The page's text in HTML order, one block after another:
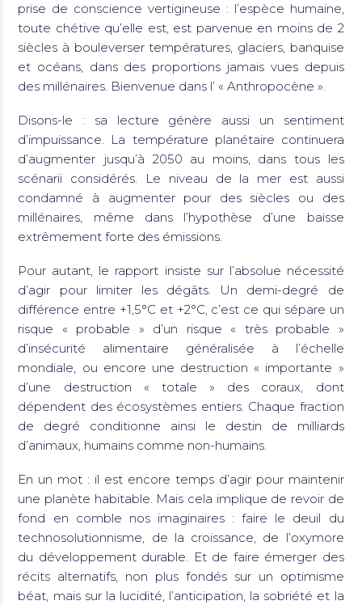
prise de conscience vertigineuse : l’espèce humaine,
toute chétive qu’elle est, est parvenue en moins de 2
siècles à bouleverser températures, glaciers, banquise
et océans, dans des proportions jamais vues depuis
des millénaires. Bienvenue dans l’ « Anthropocène ».
Disons-le : sa lecture génère aussi un sentiment
d’impuissance. La température planétaire continuera
d’augmenter jusqu’à 2050 au moins, dans tous les
scénarii considérés. Le niveau de la mer est aussi
condamné à augmenter pour des siècles ou des
millénaires, même dans l’hypothèse d’une baisse
extrêmement forte des émissions.
Pour autant, le rapport insiste sur l’absolue nécessité
d’agir pour limiter les dégâts. Un demi-degré de
différence entre +1,5°C et +2°C, c’est ce qui sépare un
risque « probable » d’un risque « très probable »
d’insécurité alimentaire généralisée à l’échelle
mondiale, ou encore une destruction « importante »
d’une destruction « totale » des coraux, dont
dépendent des écosystèmes entiers. Chaque fraction
de degré conditionne ainsi le destin de milliards
d’animaux, humains comme non-humains.
En un mot : il est encore temps d’agir pour maintenir
une planète habitable. Mais cela implique de revoir de
fond en comble nos imaginaires : faire le deuil du
technosolutionnisme, de la croissance, de l’oxymore
du développement durable. Et de faire émerger des
récits alternatifs, non plus fondés sur un optimisme
béat, mais sur la lucidité, l’anticipation, la sobriété et la